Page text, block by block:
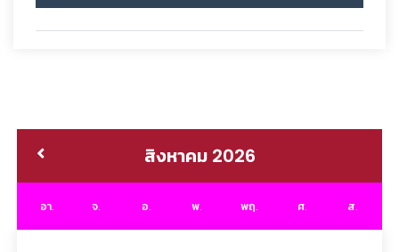
สิงหาคม 2026
อา. จ. อ. พ. พฤ. ศ. ส.